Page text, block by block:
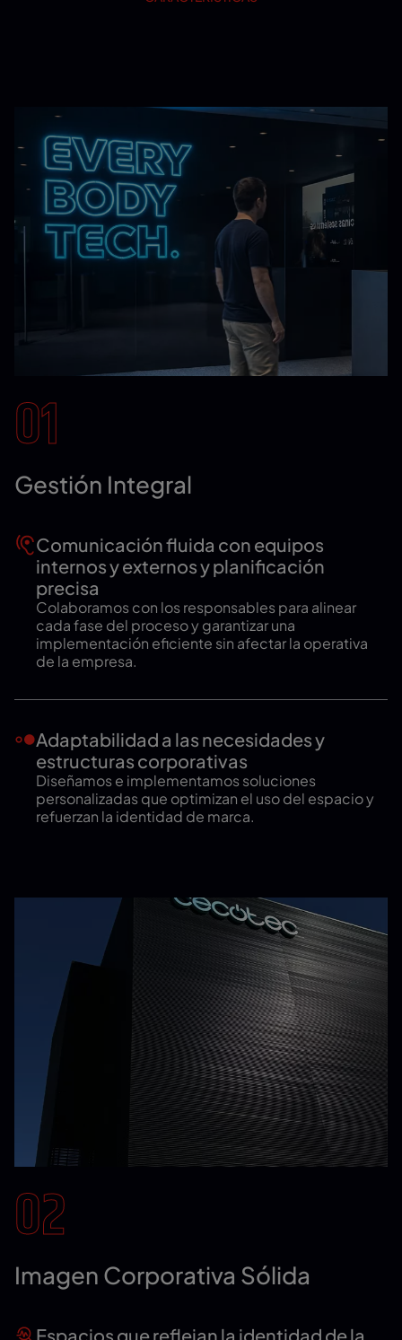
01
Gestión Integral
Comunicación fluida con equipos
internos y externos y planificación
precisa
Colaboramos con los responsables para alinear
cada fase del proceso y garantizar una
implementación eficiente sin afectar la operativa
de la empresa.
Adaptabilidad a las necesidades y
estructuras corporativas
Diseñamos e implementamos soluciones
personalizadas que optimizan el uso del espacio y
refuerzan la identidad de marca.
02
Imagen Corporativa Sólida
Espacios que reflejan la identidad de la